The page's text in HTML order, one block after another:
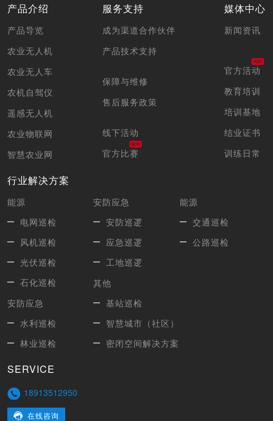
产品介绍
产品导览
农业无人机
农业无人车
农机自驾仪
遥感无人机
农业物联网
智慧农业网
服务支持
成为渠道合作伙伴
产品技术支持
保障与维修
售后服务政策
线下活动
官方比赛
媒体中心
新闻资讯
官方活动
教育培训
培训基地
结业证书
训练日常
行业解决方案
能源
电网巡检
风机巡检
光伏巡检
石化巡检
安防应急
水利巡检
林业巡检
安防应急
安防巡逻
应急巡逻
工地巡逻
其他
基站巡检
智慧城市（社区）
密闭空间解决方案
能源
交通巡检
公路巡检
SERVICE
18913512950
在线咨询